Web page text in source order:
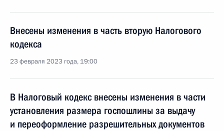
Внесены изменения в часть вторую Налогового
кодекса
23 февраля 2023 года, 19:00
В Налоговый кодекс внесены изменения в части
установления размера госпошлины за выдачу
и переоформление разрешительных документов